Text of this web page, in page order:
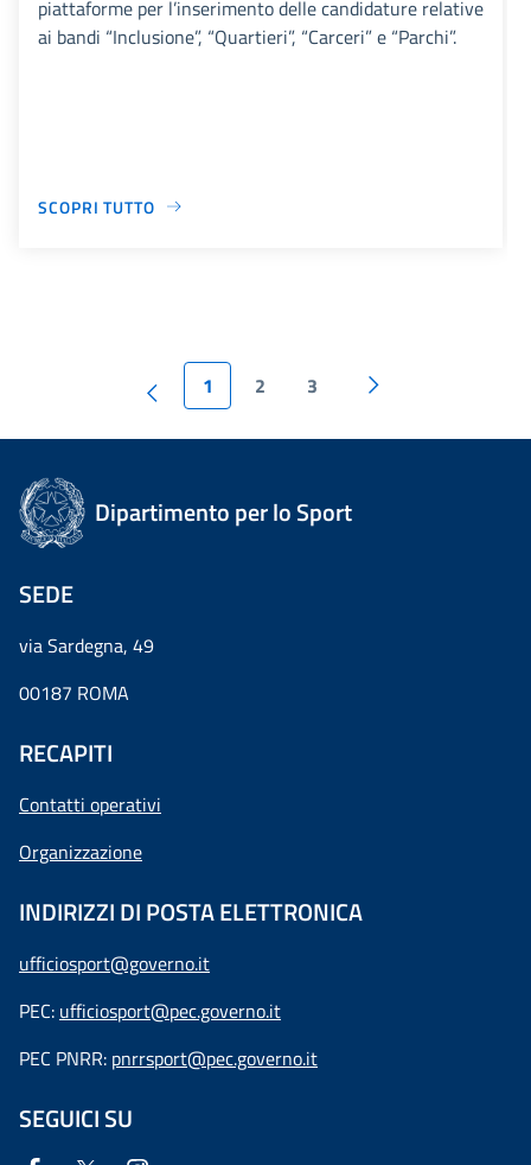
piattaforme per l’inserimento delle candidature relative
ai bandi “Inclusione”, “Quartieri”, “Carceri” e “Parchi”.
SCOPRI TUTTO
1 2 3
Dipartimento per lo Sport
SEDE
via Sardegna, 49
00187 ROMA
RECAPITI
Contatti operativi
Organizzazione
INDIRIZZI DI POSTA ELETTRONICA
ufficiosport@governo.it
PEC: ufficiosport@pec.governo.it
PEC PNRR: pnrrsport@pec.governo.it
SEGUICI SU